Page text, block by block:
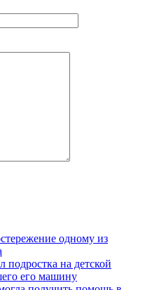
одному из
на детской
его машину